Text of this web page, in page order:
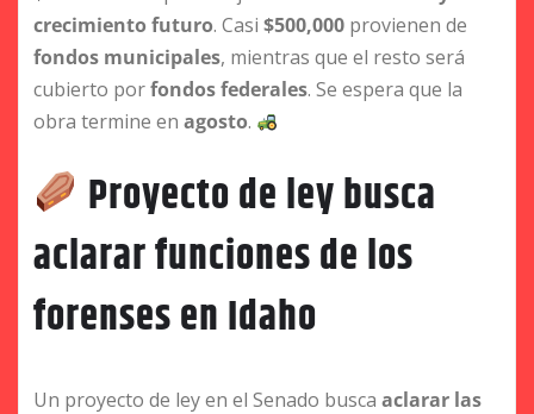
crecimiento futuro. Casi $500,000 provienen de
fondos municipales, mientras que el resto será
cubierto porfondos federales. Se espera que la
obra termine en agosto.
Proyecto de ley busca
aclarar funciones de los
forenses en Idaho
Un proyecto de ley en el Senado busca aclarar las